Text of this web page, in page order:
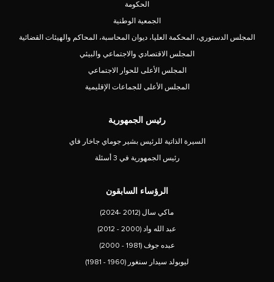
الحكومة
الجمعية الوطنية
المجلس الدستوري، المحكمة العليا، ديوان المحاسبة، المحاكم والهيئات القضائية
المجلس الاقتصادي والاجتماعي والبيئي
المجلس الأعلى للحوار الاجتماعي
المجلس الأعلى للجماعات الإقليمية
رئيس الجمهورية
السيرة الذاتية للرئيس بشير جوماي جاخار فاي
رئيس الجمهورية في 3 أسئلة
الرؤساء السابقون
ماكي سال (2012 -2024)
عبد الله واد (2000 - 2012)
عبده جوف (1981 - 2000)
ليوبولد سيدار سنغور (1960 - 1981)